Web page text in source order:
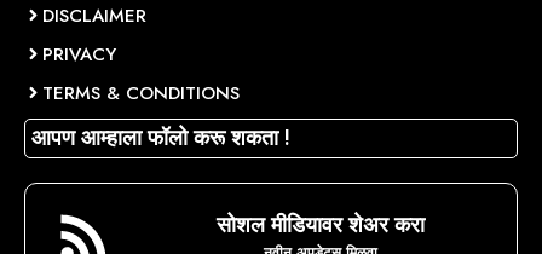
DISCLAIMER
PRIVACY
TERMS & CONDITIONS
आपण आम्हाला फॉलो करू शकता !
सोशल मीडियावर शेअर करा